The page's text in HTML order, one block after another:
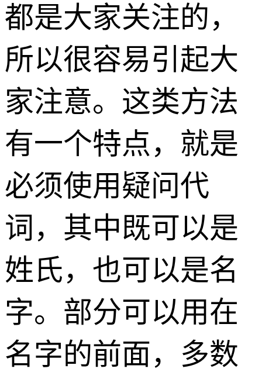
都是大家关注的，
所以很容易引起大
家注意。这类方法
有一个特点，就是
必须使用疑问代
词，其中既可以是
姓氏，也可以是名
字。部分可以用在
名字的前面，多数